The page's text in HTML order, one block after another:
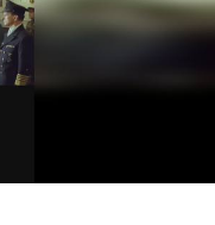
上四休三，但降薪1000元，你接受吗？
贯女单签表出炉
高质量发展